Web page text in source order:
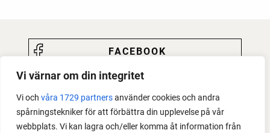
Vi värnar om din integritet
Vi och våra 1729 partnersanvänder cookies och andra
spårningstekniker för att förbättra din upplevelse på vår
webbplats. Vi kan lagra och/eller komma åt information från
FACEBOOK
YOUTUBE
INSTAGRAM